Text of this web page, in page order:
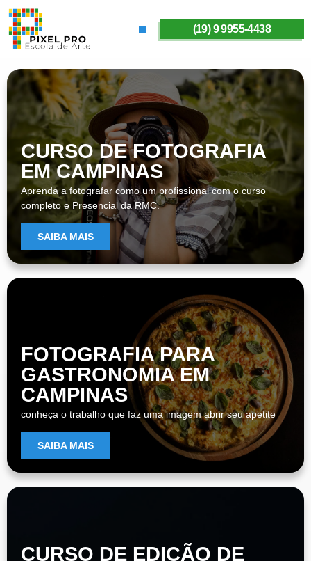
(19) 9 9955-4438
CURSO DE FOTOGRAFIA
EM CAMPINAS
Aprenda a fotografar como um profissional com o curso
completo e Presencial da RMC.
SAIBA MAIS
FOTOGRAFIA PARA
GASTRONOMIA EM
CAMPINAS
conheça o trabalho que faz uma imagem abrir seu apetite
SAIBA MAIS
CURSO DE EDIÇÃO DE